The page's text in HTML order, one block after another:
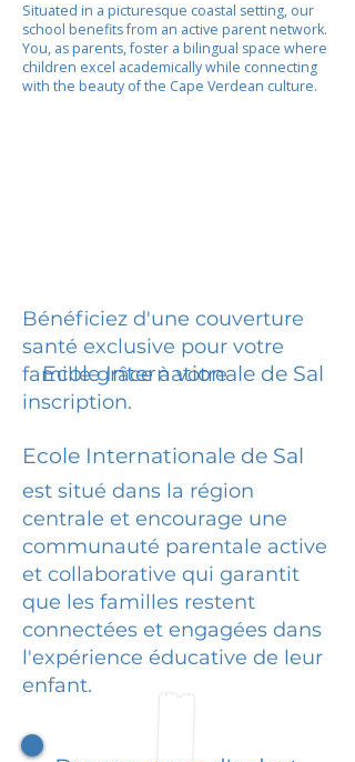
Situated in a picturesque coastal setting, our
school benefits from an active parent network.
You, as parents, foster a bilingual space where
children excel academically while connecting
with the beauty of the Cape Verdean culture.
Bénéficiez d'une couverture
santé exclusive pour votre
famille grâce à votre
inscription.
Ecole Internationale de Sal
Ecole Internationale de Sal
est situé dans la région
centrale et encourage une
communauté parentale active
et collaborative qui garantit
que les familles restent
connectées et engagées dans
l'expérience éducative de leur
enfant.